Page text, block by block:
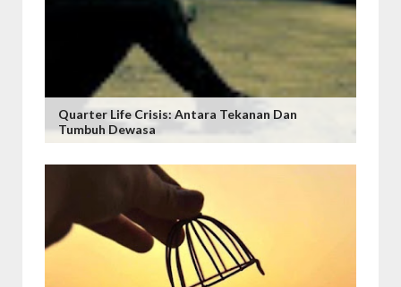
Quarter Life Crisis: Antara Tekanan Dan
Tumbuh Dewasa